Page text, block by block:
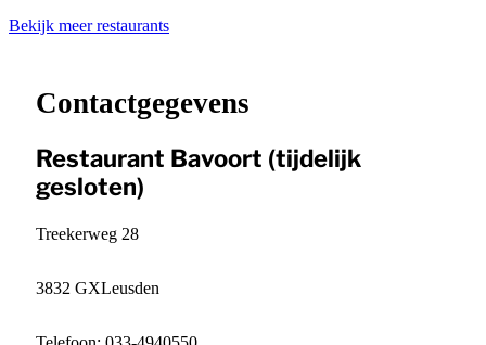
Bekijk meer restaurants
−
Leaflet
Contactgegevens
Restaurant Bavoort (tijdelijk
gesloten)
Treekerweg 28
3832 GXLeusden